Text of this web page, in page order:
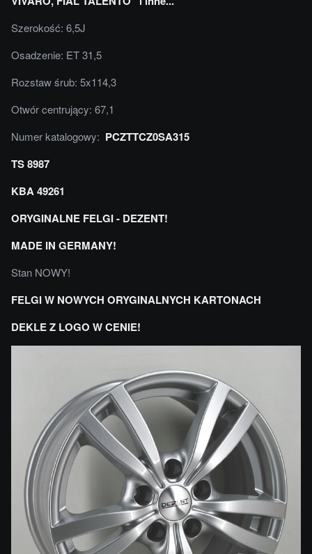
Szerokość: 6,5J
Osadzenie: ET 31,5
Rozstaw śrub: 5x114,3
Otwór centrujący: 67,1
Numer katalogowy: PCZTTCZ0SA315
TS 8987
KBA 49261
ORYGINALNE FELGI - DEZENT!
MADE IN GERMANY!
Stan NOWY!
FELGI W NOWYCH ORYGINALNYCH KARTONACH
DEKLE Z LOGO W CENIE!